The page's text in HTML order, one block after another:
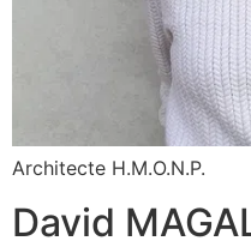
Architecte H.M.O.N.P.
David